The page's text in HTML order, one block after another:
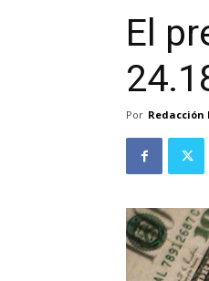
El
Por Redacción